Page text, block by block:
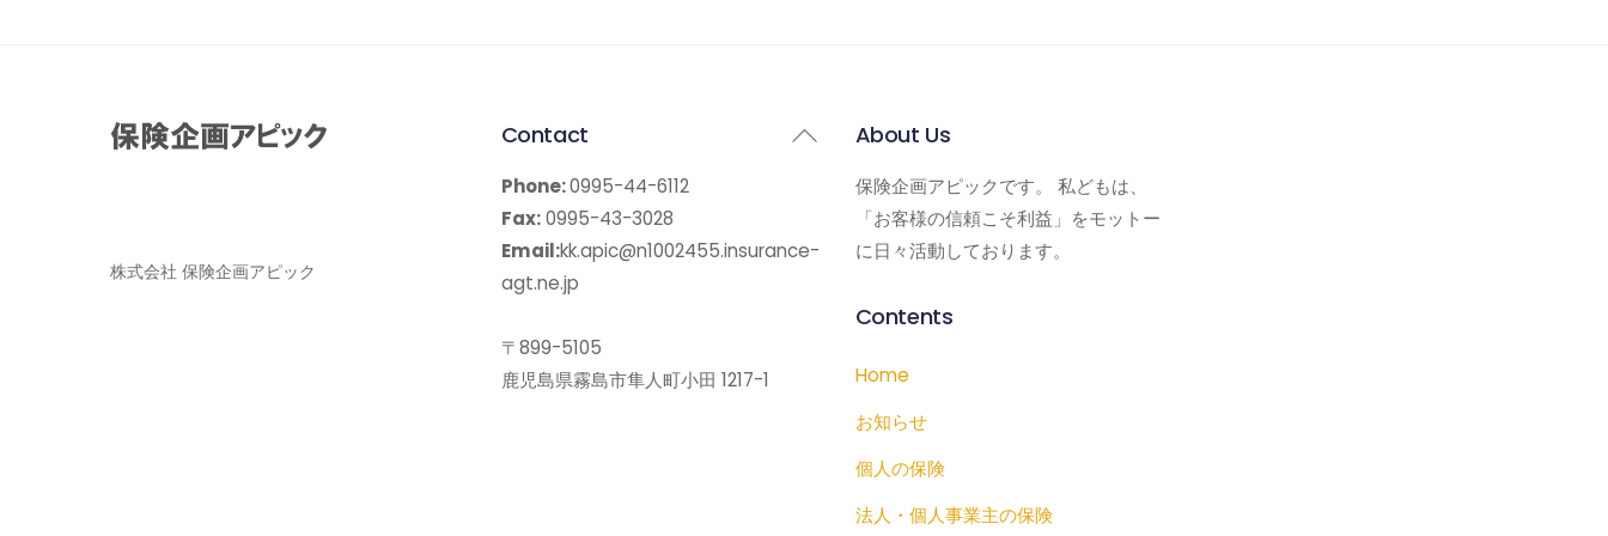
Back
株式会社 保険企画アピック
Contact
Phone:0995-44-6112
Fax:0995-43-3028
Email:kk.apic@n1002455.insurance-
agt.ne.jp
〒899-5105
鹿児島県霧島市隼人町小田 1217-1
About Us
保険企画アピックです。 私どもは、
「お客様の信頼こそ利益」をモットー
に日々活動しております。
Contents
Home
お知らせ
個人の保険
法人・個人事業主の保険